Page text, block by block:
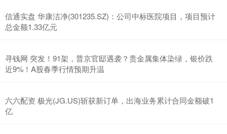
信通实盘 华康洁净(301235.SZ)：公司中标医院项目，项目预计
总金额1.33亿元
寻钱网 突发！91架，普京官邸遇袭？贵金属集体染绿，银价跌
近9%！A股春季行情预期升温
六六配资 极光(JG.US)斩获新订单，出海业务累计合同金额破1
亿